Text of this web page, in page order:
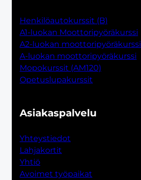
Henkilöautokurssit (B)
A1-luokan Moottoripyöräkurssi
A2-luokan moottoripyöräkurssi
A-luokan moottoripyöräkurssi
Mopokurssit (AM120)
Opetuslupakurssit
Asiakaspalvelu
Yhteystiedot
Lahjakortit
Yhtiö
Avoimet työpaikat